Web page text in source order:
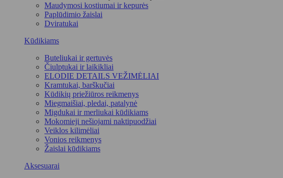
Maudymosi kostiumai ir kepurės
Paplūdimio žaislai
Dviratukai
Kūdikiams
Buteliukai ir gertuvės
Čiulptukai ir laikikliai
ELODIE DETAILS VEŽIMĖLIAI
Kramtukai, barškučiai
Kūdikių priežiūros reikmenys
Miegmaišiai, pledai, patalynė
Migdukai ir merliukai kūdikiams
Mokomieji nešiojami naktipuodžiai
Veiklos kilimėliai
Vonios reikmenys
Žaislai kūdikiams
Aksesuarai